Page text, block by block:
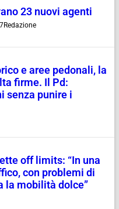
23 nuovi agenti
Redazione
e aree pedonali, la
firme. Il Pd:
senza punire i
off limits: “In una
con problemi di
la mobilità dolce”